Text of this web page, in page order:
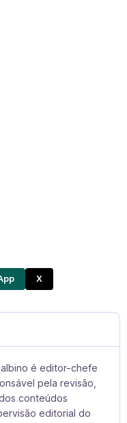
X
é editor-chefe
pela revisão,
conteúdos
editorial do